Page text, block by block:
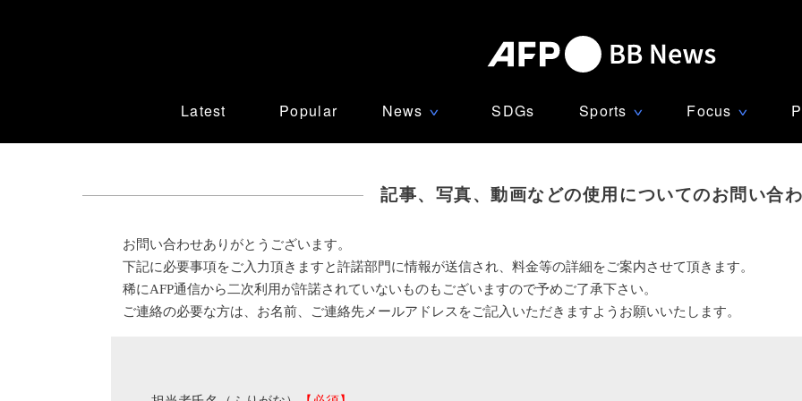
Latest Popular News ∨ SDGs Sports ∨ Focus ∨
記事、写真、動画などの使用についてのお問い合
お問い合わせありがとうございます。
下記に必要事項をご入力頂きますと許諾部門に情報が送信され、料金等の詳細をご案内させて頂きます。
稀にAFP通信から二次利用が許諾されていないものもございますので予めご了承下さい。
ご連絡の必要な方は、お名前、ご連絡先メールアドレスをご記入いただきますようお願いいたします。